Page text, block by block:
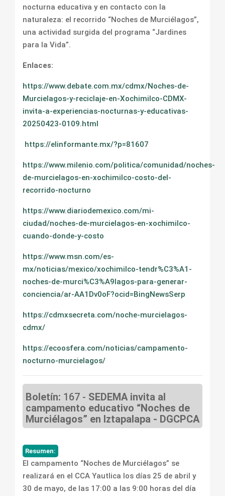
nocturna educativa y en contacto con la
naturaleza: el recorrido “Noches de Murciélagos”,
una actividad surgida del programa “Jardines
para la Vida”.
Enlaces:
https://www.debate.com.mx/cdmx/Noches-de-
Murcielagos-y-reciclaje-en-Xochimilco-CDMX-
invita-a-experiencias-nocturnas-y-educativas-
20250423-0109.html
https://elinformante.mx/?p=81607
https://www.milenio.com/politica/comunidad/noches-
de-murcielagos-en-xochimilco-costo-del-
recorrido-nocturno
https://www.diariodemexico.com/mi-
ciudad/noches-de-murcielagos-en-xochimilco-
cuando-donde-y-costo
https://www.msn.com/es-
mx/noticias/mexico/xochimilco-tendr%C3%A1-
noches-de-murci%C3%A9lagos-para-generar-
conciencia/ar-AA1Dv0oF?ocid=BingNewsSerp
https://cdmxsecreta.com/noche-murcielagos-
cdmx/
https://ecoosfera.com/noticias/campamento-
nocturno-murcielagos/
Boletín: 167 - SEDEMA invita al
campamento educativo “Noches de
Murciélagos” en Iztapalapa - DGCPCA
Resumen:
El campamento “Noches de Murciélagos” se
realizará en el CCA Yautlica los días 25 de abril y
30 de mayo, de las 17:00 a las 9:00 horas del día